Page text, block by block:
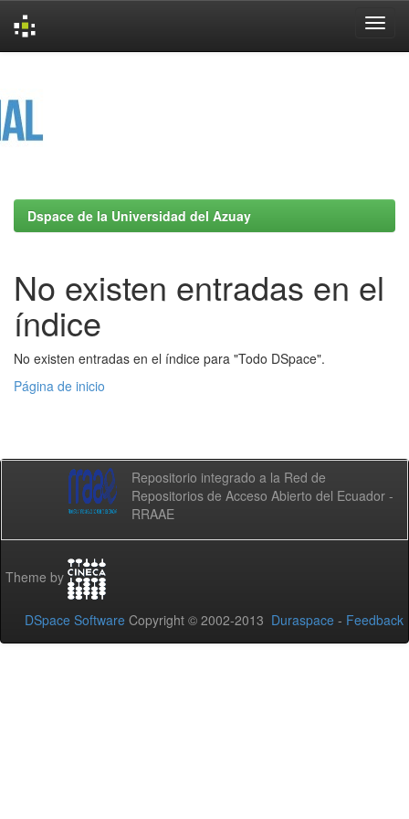
Dspace de la Universidad del Azuay
No existen entradas en el
índice
No existen entradas en el índice para "Todo DSpace".
Página de inicio
Repositorio integrado a la Red de
Repositorios de Acceso Abierto del Ecuador -
RRAAE
Theme by
DSpace Software Copyright © 2002-2013 Duraspace - Feedback